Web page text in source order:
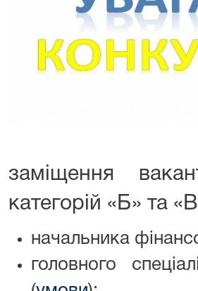
заміщення
категорій «Б» та
начальника
головного